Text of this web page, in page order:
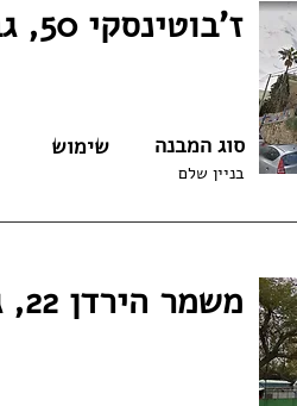
ז'בוטינסקי 50, גבעתיים
שימוש סוג המבנה
בניין שלם
משמר הירדן 22, גבעתיים